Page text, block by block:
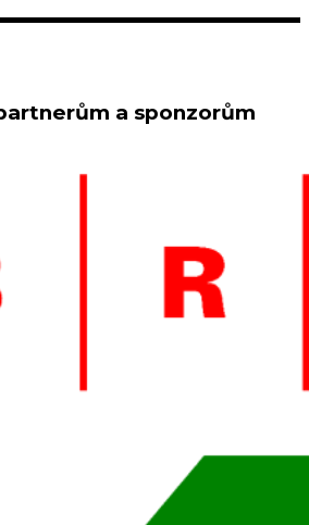
a sponzorům